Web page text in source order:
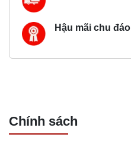
Hậu mãi chu đáo
Chính sách